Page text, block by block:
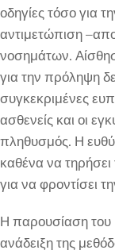
οδηγίες τόσο για
αντιμετώπιση
νοσημάτων.
για την πρόληψη
συγκεκριμένες
ασθενείς και οι
πληθυσμός. Η
καθένα να τηρήσει
για να φροντίσει
Η παρουσίαση του
ανάδειξη της